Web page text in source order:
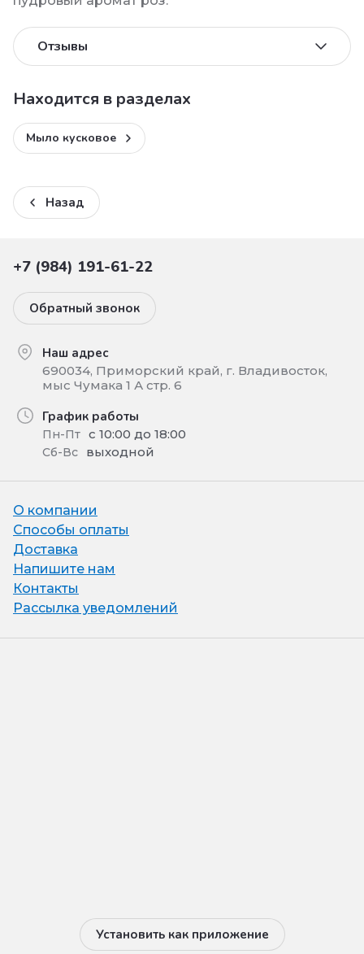
Отзывы
Находится в разделах
Мыло кусковое
Назад
+7 (984) 191-61-22
Обратный звонок
Наш адрес
690034, Приморский край, г. Владивосток,
мыс Чумака 1 А стр. 6
График работы
Пн-Пт с 10:00 до 18:00
Сб-Вс выходной
О компании
Способы оплаты
Доставка
Напишите нам
Контакты
Рассылка уведомлений
Установить как приложение